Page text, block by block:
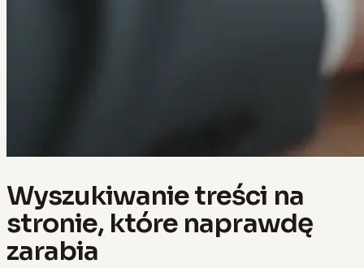
Wyszukiwanie treści na
stronie, które naprawdę
zarabia